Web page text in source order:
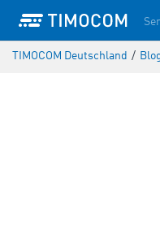
TIMOCOM Deutschland /